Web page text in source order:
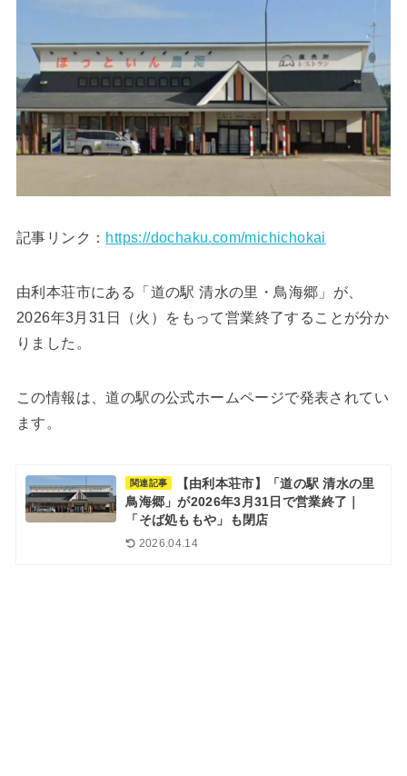
記事リンク： https://dochaku.com/michichokai
由利本荘市にある「道の駅 清水の里・鳥海郷」が、
2026年3月31日（火）をもって営業終了することが分か
りました。
この情報は、道の駅の公式ホームページで発表されてい
ます。
関連記事
【由利本荘市】「道の駅 清水の里
鳥海郷」が2026年3月31日で営業終了｜
「そば処ももや」も閉店
2026.04.14